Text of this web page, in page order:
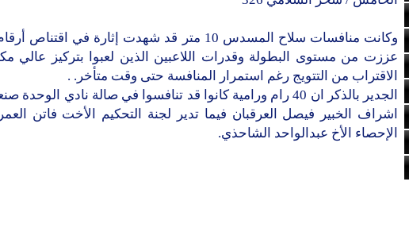
وكانت منافسات سلاح المسدس 10 متر قد شهدت إثارة في
عززت من مستوى البطولة وقدرات اللاعبين الذين لعبوا بتركيز عالي
الاقتراب من التتويج رغم استمرار المنافسة حتى وقت متأخر. .
الجدير بالذكر ان 40 رام ورامية كانوا قد تنافسوا في صالة نادي
اشراف الخبير فيصل العرقبان فيما تدير لجنة التحكيم الأخت فاتن
الإحصاء الأخ عبدالواحد الشاحذي.